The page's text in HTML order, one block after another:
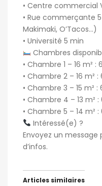
• Centre commercial
• Rue commerçante
Makimaki, O’Tacos…)
• Université 5 min
Chambres
• Chambre 1 – 16 m²
• Chambre 2 – 16 m²
• Chambre 3 – 15 m²
• Chambre 4 – 13
• Chambre 5 – 14
Intéressé(e) ?
Envoyez un message
d’infos.
Articles similaires